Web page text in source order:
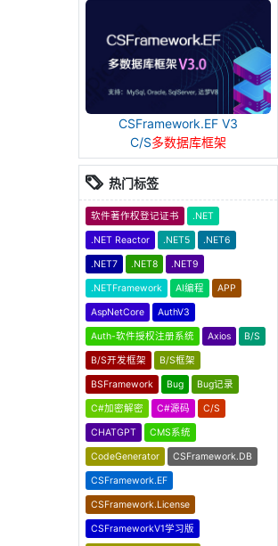
CSFramework.EF V3
C/S多数据库框架
热门标签
软件著作权登记证书 .NET
.NET Reactor .NET5 .NET6
.NET7 .NET8 .NET9
.NETFramework AI编程 APP
AspNetCore AuthV3
Auth-软件授权注册系统 Axios B/S
B/S开发框架 B/S框架
BSFramework Bug Bug记录
C#加密解密 C#源码 C/S
CHATGPT CMS系统
CodeGenerator CSFramework.DB
CSFramework.EF
CSFramework.License
CSFrameworkV1学习版